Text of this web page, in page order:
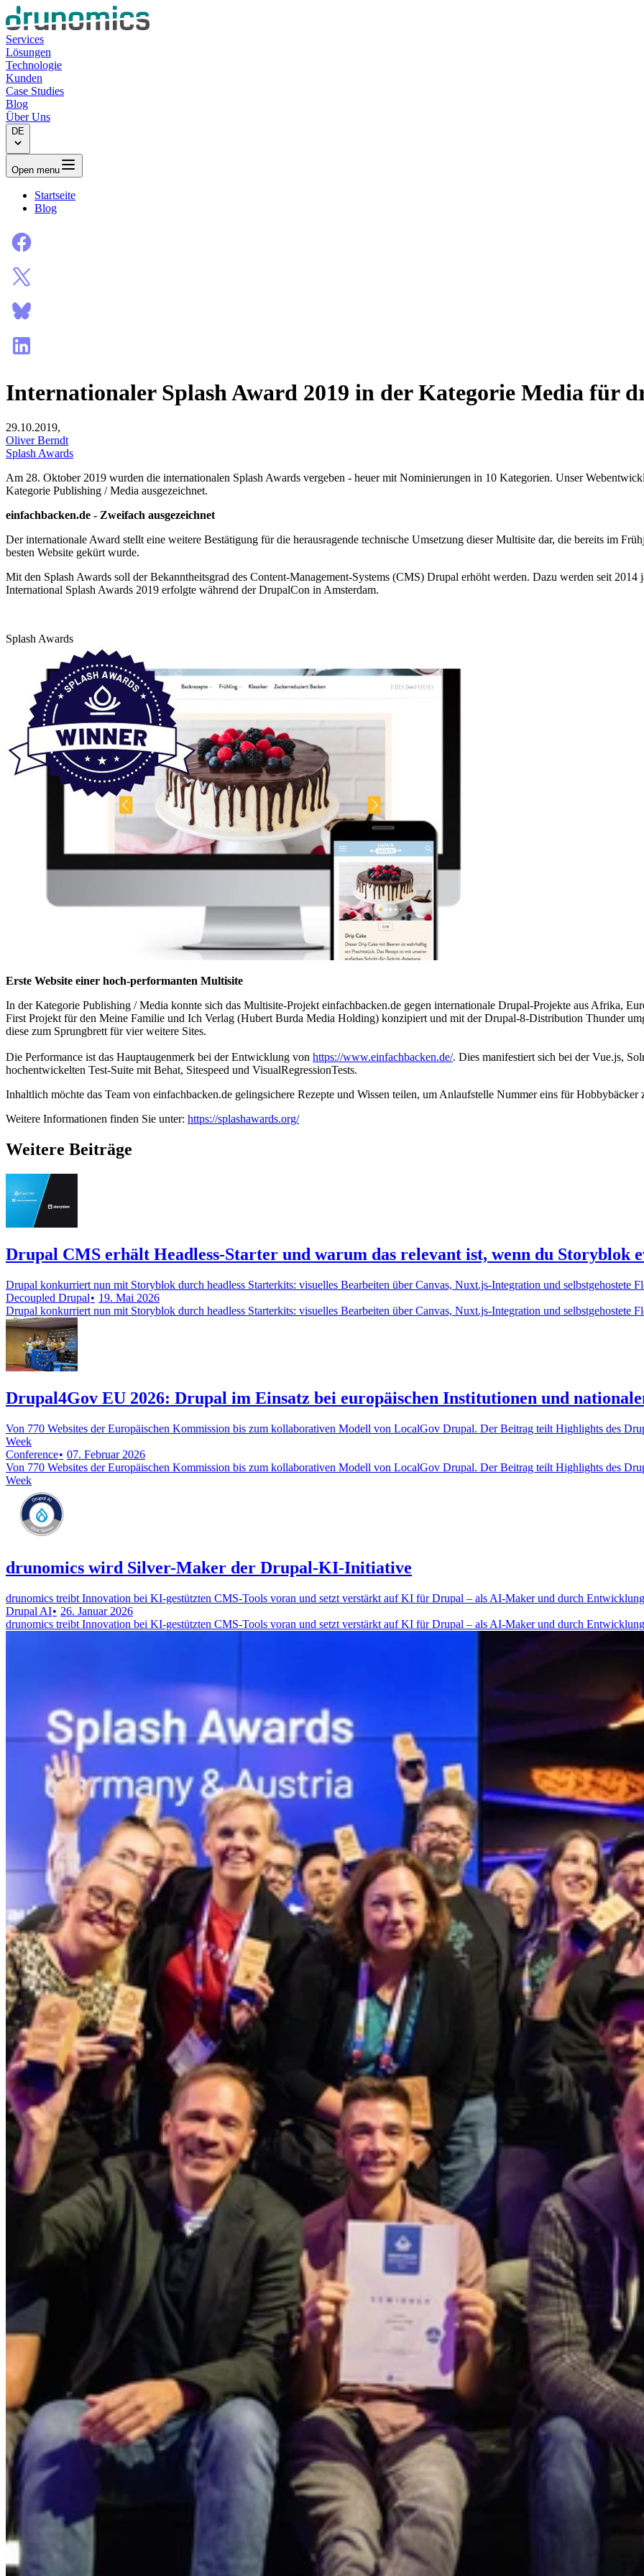
Services
Lösungen
Technologie
Kunden
Case Studies
Blog
Über Uns
DE
Open menu
Startseite
Blog
Internationaler Splash Award 2019 in der Kategorie Media für
29.10.2019,
Oliver Berndt
Splash Awards
Am 28. Oktober 2019 wurden die internationalen Splash Awards vergeben - heuer mit Nominierungen in 10 Kategorien. Unser
Kategorie Publishing / Media ausgezeichnet.
einfachbacken.de - Zweifach ausgezeichnet
Der internationale Award stellt eine weitere Bestätigung für die herausragende technische Umsetzung dieser Multisite dar, die bereits im
besten Website gekürt wurde.
Mit den Splash Awards soll der Bekanntheitsgrad des Content-Management-Systems (CMS) Drupal erhöht werden. Dazu werden seit
International Splash Awards 2019 erfolgte während der DrupalCon in Amsterdam.
Splash Awards
Erste Website einer hoch-performanten Multisite
In der Kategorie Publishing / Media konnte sich das Multisite-Projekt einfachbacken.de gegen internationale Drupal-Projekte aus Afrika,
First Projekt für den Meine Familie und Ich Verlag (Hubert Burda Media Holding) konzipiert und mit der Drupal-8-Distribution Thunder
diese zum Sprungbrett für vier weitere Sites.
Die Performance ist das Hauptaugenmerk bei der Entwicklung von https://www.einfachbacken.de/. Dies manifestiert sich bei der Vue.js,
hochentwickelten Test-Suite mit Behat, Sitespeed und VisualRegressionTests.
Inhaltlich möchte das Team von einfachbacken.de gelingsichere Rezepte und Wissen teilen, um Anlaufstelle Nummer eins für Hobbybäcker
Weitere Informationen finden Sie unter: https://splashawards.org/
Weitere Beiträge
Drupal CMS erhält Headless-Starter und warum das relevant ist, wenn du Storyblok
Drupal konkurriert nun mit Storyblok durch headless Starterkits: visuelles Bearbeiten über Canvas, Nuxt.js-Integration und selbstgehostete
Decoupled Drupal
19. Mai 2026
Drupal konkurriert nun mit Storyblok durch headless Starterkits: visuelles Bearbeiten über Canvas, Nuxt.js-Integration und selbstgehostete
Drupal4Gov EU 2026: Drupal im Einsatz bei europäischen Institutionen und
Von 770 Websites der Europäischen Kommission bis zum kollaborativen Modell von LocalGov Drupal. Der Beitrag teilt Highlights des
Week
Conference
07. Februar 2026
Von 770 Websites der Europäischen Kommission bis zum kollaborativen Modell von LocalGov Drupal. Der Beitrag teilt Highlights des
Week
drunomics wird Silver-Maker der Drupal-KI-Initiative
drunomics treibt Innovation bei KI-gestützten CMS-Tools voran und setzt verstärkt auf KI für Drupal – als AI-Maker und durch
Drupal AI
26. Januar 2026
drunomics treibt Innovation bei KI-gestützten CMS-Tools voran und setzt verstärkt auf KI für Drupal – als AI-Maker und durch